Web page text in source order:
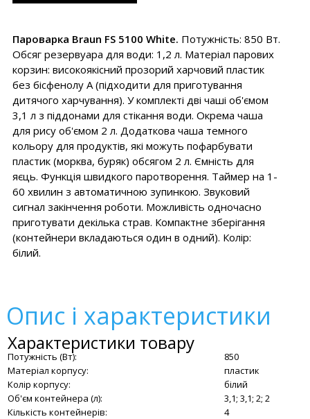
Пароварка Braun FS 5100 White. Потужність: 850 Вт.
Обсяг резервуара для води: 1,2 л. Матеріал парових
корзин: високоякісний прозорий харчовий пластик
без бісфенолу А (підходити для приготування
дитячого харчування). У комплекті дві чаші об'ємом
3,1 л з піддонами для стікання води. Окрема чаша
для рису об'ємом 2 л. Додаткова чаша темного
кольору для продуктів, які можуть пофарбувати
пластик (морква, буряк) обсягом 2 л. Ємність для
яєць. Функція швидкого паротворення. Таймер на 1-
60 хвилин з автоматичною зупинкою. Звуковий
сигнал закінчення роботи. Можливість одночасно
приготувати декілька страв. Компактне зберігання
(контейнери вкладаються один в одний). Колір:
білий.
Опис і характеристики
Характеристики товару
Потужність (Вт):
850
Матеріал корпусу:
пластик
Колір корпусу:
білий
Об'єм контейнера (л):
3,1; 3,1; 2; 2
Кількість контейнерів:
4